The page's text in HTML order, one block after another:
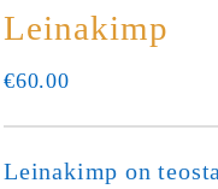
Leinakimp
€60.00
Leinakimp on